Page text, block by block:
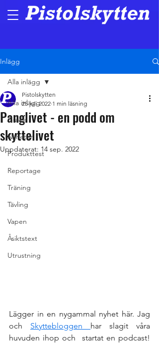
Inlägg
Alla inlägg
Guide
Nyheter
Produkttest
Reportage
Träning
Tävling
Vapen
Åsiktstext
Utrustning
Alla inlägg
Panglivet - en podd om
skyttelivet
Pistolskytten
25 juli 2022 1 min läsning
Uppdaterat: 14 sep. 2022
Lägger in en nygammal nyhet här. Jag
och Skyttebloggen har slagit våra
huvuden ihop och  startat en podcast!